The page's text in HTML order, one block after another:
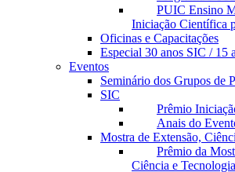
PUIC Ensino
Iniciação Científica
Oficinas e Capacitações
Especial 30 anos SIC / 15
Eventos
Seminário dos Grupos de
SIC
Prêmio
Anais do
Mostra de Extensão,
Prêmio da
Ciência e Tecnologia